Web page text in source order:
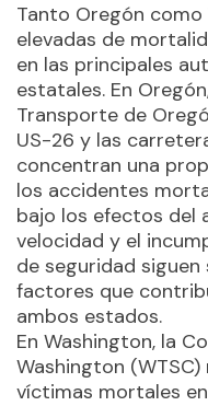
Tanto Oregón
elevadas de
en las principales
estatales. En
Transporte de
US-26 y las
concentran una
los accidentes
bajo los efectos del
velocidad y el
de seguridad
factores que
ambos estados.
En Washington, la
Washington
víctimas mortales